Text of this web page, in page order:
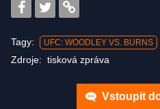
Tagy: UFC: WOODLEY VS. BURNS
Zdroje: tisková zpráva
Vstoupit